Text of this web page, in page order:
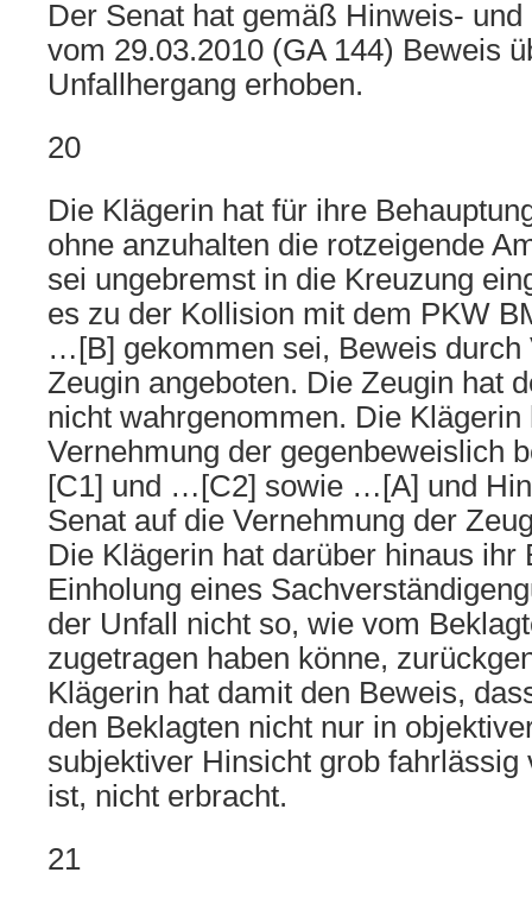
Der Senat hat gemäß Hinweis-
vom 29.03.2010 (GA 144) Beweis
Unfallhergang erhoben.
20
Die Klägerin hat für ihre
ohne anzuhalten die rotzeigende
sei ungebremst in die Kreuzung
es zu der Kollision mit dem PKW
…[B] gekommen sei, Beweis durch
Zeugin angeboten. Die Zeugin hat
nicht wahrgenommen. Die Klägerin
Vernehmung der gegenbeweislich
[C1] und …[C2] sowie …[A] und
Senat auf die Vernehmung der
Die Klägerin hat darüber hinaus ihr
Einholung eines
der Unfall nicht so, wie vom
zugetragen haben könne,
Klägerin hat damit den Beweis,
den Beklagten nicht nur in
subjektiver Hinsicht grob fahrlässig
ist, nicht erbracht.
21